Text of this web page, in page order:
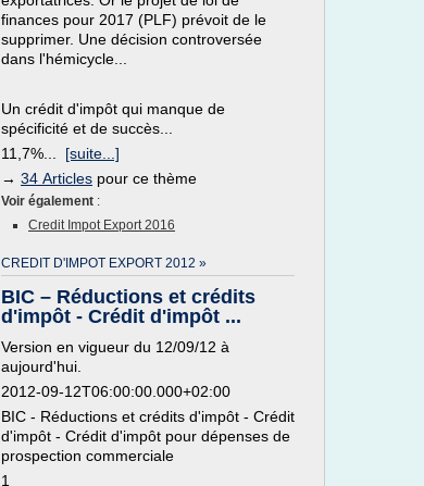
finances pour 2017 (PLF) prévoit de le
supprimer. Une décision controversée
dans l'hémicycle...
Un crédit d'impôt qui manque de
spécificité et de succès...
11,7%... [suite...]
→ 34 Articles pour ce thème
Voir également :
Credit Impot Export 2016
CREDIT D'IMPOT EXPORT 2012 »
BIC – Réductions et crédits
d'impôt - Crédit d'impôt ...
Version en vigueur du 12/09/12 à
aujourd'hui.
2012-09-12T06:00:00.000+02:00
BIC - Réductions et crédits d'impôt - Crédit
d'impôt - Crédit d'impôt pour dépenses de
prospection commerciale
1